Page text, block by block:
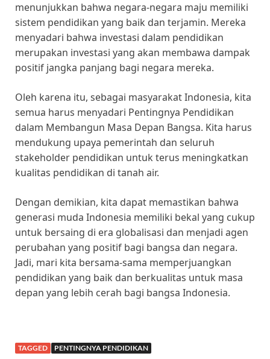
menunjukkan bahwa negara-negara maju memiliki
sistem pendidikan yang baik dan terjamin. Mereka
menyadari bahwa investasi dalam pendidikan
merupakan investasi yang akan membawa dampak
positif jangka panjang bagi negara mereka.
Oleh karena itu, sebagai masyarakat Indonesia, kita
semua harus menyadari Pentingnya Pendidikan
dalam Membangun Masa Depan Bangsa. Kita harus
mendukung upaya pemerintah dan seluruh
stakeholder pendidikan untuk terus meningkatkan
kualitas pendidikan di tanah air.
Dengan demikian, kita dapat memastikan bahwa
generasi muda Indonesia memiliki bekal yang cukup
untuk bersaing di era globalisasi dan menjadi agen
perubahan yang positif bagi bangsa dan negara.
Jadi, mari kita bersama-sama memperjuangkan
pendidikan yang baik dan berkualitas untuk masa
depan yang lebih cerah bagi bangsa Indonesia.
TAGGED PENTINGNYA PENDIDIKAN